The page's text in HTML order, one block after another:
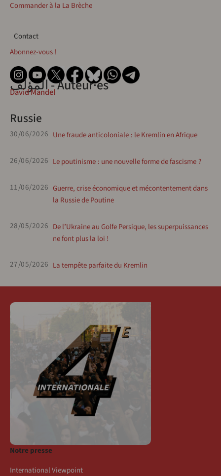
Commander à la La Brèche
Contact
Contact
Abonnez-vous !
المؤلف - Auteur·esDavid Mandel
Russie
30/06/2026 Une fraude anticoloniale : le Kremlin en Afrique
26/06/2026 Le poutinisme : une nouvelle forme de fascisme ?
11/06/2026 Guerre, crise économique et mécontentement dans
la Russie de Poutine
28/05/2026 De l’Ukraine au Golfe Persique, les superpuissances
ne font plus la loi !
27/05/2026 La tempête parfaite du Kremlin
Notre presse
International Viewpoint